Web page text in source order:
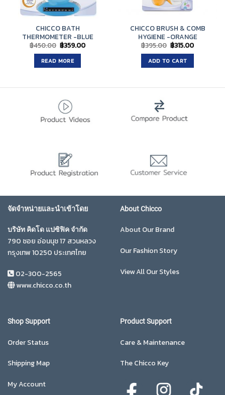
CHICCO BATH
THERMOMETER -BLUE
฿450.00 Original
price
was:
฿450.00.
฿359.00Current
READ MORE
CHICCO BRUSH & COMB
HYGIENE -ORANGE
฿395.00 Original
price
was:
฿395.00.
฿315.00Current
ADD TO CART
จัดจำหน่ายและนำเข้าโดย
บริษัท คิดโด แปซิฟิค จำกัด
790 ซอย อ่อนนุช 17 สวนหลวง
กรุงเทพ 10250 ประเทศไทย
02-300-2565
www.chicco.co.th
About Chicco
About Our Brand
Our Fashion Story
View All Our Styles
Shop Support
Order Status
Shipping Map
My Account
Product Support
Care & Maintenance
The Chicco Key